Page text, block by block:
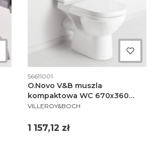
Kod produktu
56611001
O.Novo V&B muszla
kompaktowa WC 670x360
odpływ poziomy weiss alpin -
PRODUCENT
VILLEROY&BOCH
Cena
1 157,12 zł